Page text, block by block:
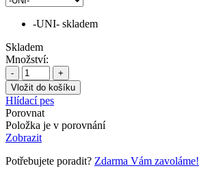
-UNI- skladem
Skladem
Množství:
- +
Hlídací pes
Porovnat
Položka je v porovnání
Zobrazit
Potřebujete poradit? Zdarma Vám zavoláme!